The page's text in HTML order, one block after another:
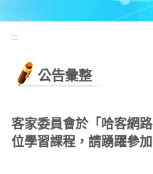
:::
公告彙整
客家委員會於「哈客網
位學習課程，請踴躍參加